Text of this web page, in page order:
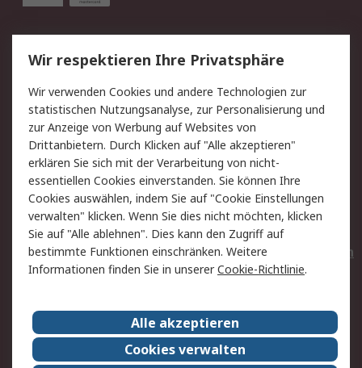
Service
Value Added Services
Lieferlösungen
Rücksendungen
Kontakt
Hilfe
Privatkunden
Rechtliches
AGB
Datenschutz
Cookie-Richtlinie
Zahlungsbedingungen
Copyright/Impressum
Entsorgung
Elektrogeräte/Batterien
RS weltweit
Karriere bei RS
Nachhaltigkeit
Wir respektieren Ihre Privatsphäre
Wir verwenden Cookies und andere Technologien zur
statistischen Nutzungsanalyse, zur Personalisierung und
zur Anzeige von Werbung auf Websites von
Drittanbietern. Durch Klicken auf "Alle akzeptieren"
erklären Sie sich mit der Verarbeitung von nicht-
essentiellen Cookies einverstanden. Sie können Ihre
Cookies auswählen, indem Sie auf "Cookie Einstellungen
verwalten" klicken. Wenn Sie dies nicht möchten, klicken
Sie auf "Alle ablehnen". Dies kann den Zugriff auf
bestimmte Funktionen einschränken. Weitere
Informationen finden Sie in unsererCookie-Richtlinie.
Alle akzeptieren
Cookies verwalten